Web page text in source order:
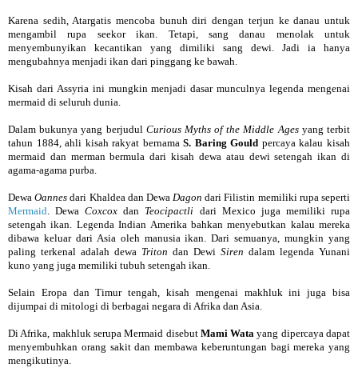
Karena sedih, Atargatis mencoba bunuh diri dengan terjun ke danau untuk
mengambil rupa seekor ikan. Tetapi, sang danau menolak untuk
menyembunyikan kecantikan yang dimiliki sang dewi. Jadi ia hanya
mengubahnya menjadi ikan dari pinggang ke bawah.
Kisah dari Assyria ini mungkin menjadi dasar munculnya legenda mengenai
mermaid di seluruh dunia.
Dalam bukunya yang berjudul Curious Myths of the Middle Agesyang terbit
tahun 1884, ahli kisah rakyat bernamaS. Baring Gould percaya kalau kisah
mermaid dan merman bermula dari kisah dewa atau dewi setengah ikan di
agama-agama purba.
DewaOannes dari Khaldea dan Dewa Dagon dari Filistin memiliki rupa seperti
Mermaid . DewaCoxcox dan Teocipactli dari Mexico juga memiliki rupa
setengah ikan. Legenda Indian Amerika bahkan menyebutkan kalau mereka
dibawa keluar dari Asia oleh manusia ikan. Dari semuanya, mungkin yang
paling terkenal adalah dewa Triton dan Dewi Siren dalam legenda Yunani
kuno yang juga memiliki tubuh setengah ikan.
Selain Eropa dan Timur tengah, kisah mengenai makhluk ini juga bisa
dijumpai di mitologi di berbagai negara di Afrika dan Asia.
Di Afrika, makhluk serupa Mermaid disebut Mami Wata yang dipercaya dapat
menyembuhkan orang sakit dan membawa keberuntungan bagi mereka yang
mengikutinya.